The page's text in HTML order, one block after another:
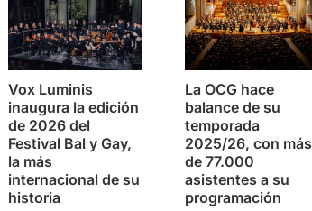
Vox Luminis
inaugura la edición
de 2026 del
Festival Bal y Gay,
la más
internacional de su
historia
La OCG hace
balance de su
temporada
2025/26, con más
de 77.000
asistentes a su
programación